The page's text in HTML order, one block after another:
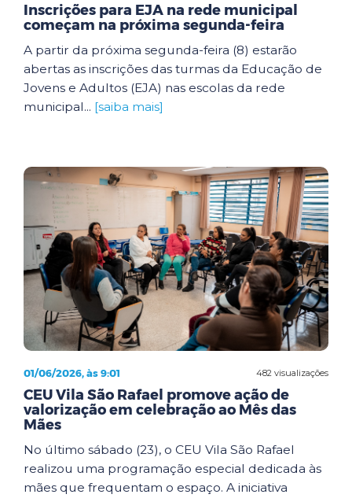
Inscrições para EJA na rede municipal
começam na próxima segunda-feira
A partir da próxima segunda-feira (8) estarão
abertas as inscrições das turmas da Educação de
Jovens e Adultos (EJA) nas escolas da rede
municipal... [saiba mais]
482 visualizações
01/06/2026, às 9:01
CEU Vila São Rafael promove ação de
valorização em celebração ao Mês das
Mães
No último sábado (23), o CEU Vila São Rafael
realizou uma programação especial dedicada às
mães que frequentam o espaço. A iniciativa